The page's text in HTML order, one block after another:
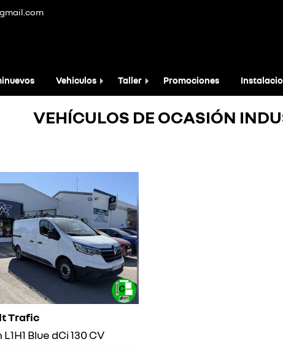
Vehiculos Taller Promociones
VEHÍCULOS DE OCASIÓN
Trafic
Blue dCi 130 CV